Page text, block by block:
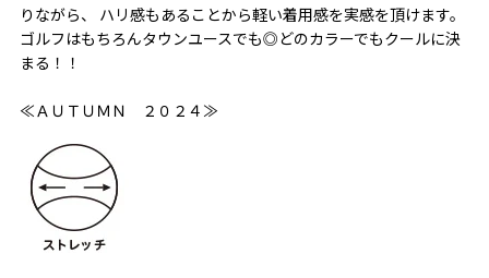
りながら、 ハリ感もあることから軽い着用感を実感を頂けます。
ゴルフはもちろんタウンユースでも◎どのカラーでもクールに決
まる！！
≪ＡＵＴＵＭＮ ２０２４≫